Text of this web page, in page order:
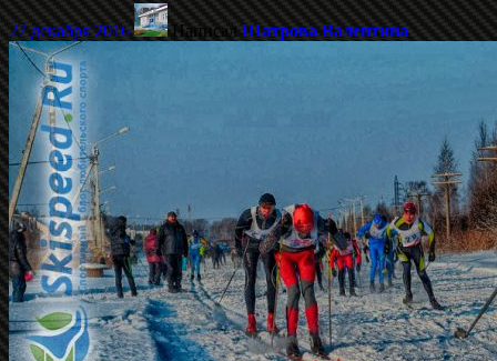
27 декабря 2016 НаписалШатрова Валентина